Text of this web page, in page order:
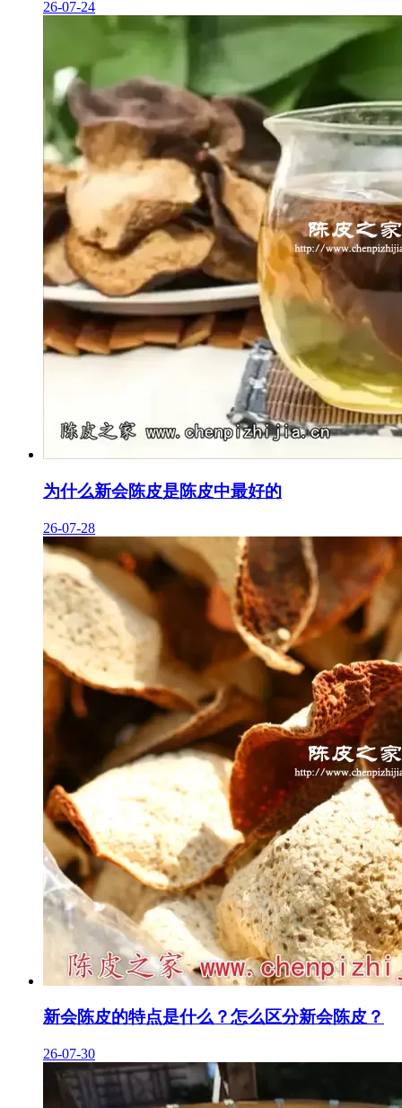
26-07-24
为什么新会陈皮是陈皮中最好的
26-07-28
新会陈皮的特点是什么？怎么区分新会陈皮？
26-07-30